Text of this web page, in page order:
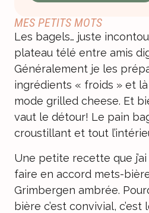
MES PETITS MOTS
Les bagels… juste
plateau télé entre amis
Généralement je les
ingrédients « froids » et là
mode grilled cheese. Et
vaut le détour! Le pain
croustillant et tout
Une petite recette que
faire en accord mets-
Grimbergen ambrée.
bière c’est convivial, c’est